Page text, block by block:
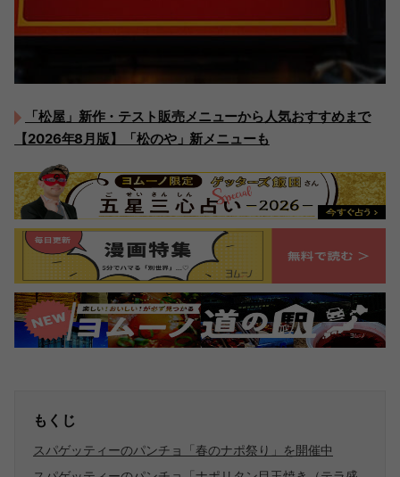
「松屋」新作・テスト販売メニューから人気おすすめまで
【2026年8月版】「松のや」新メニューも
もくじ
スパゲッティーのパンチョ「春のナポ祭り」を開催中